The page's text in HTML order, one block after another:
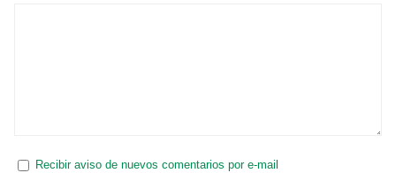
Recibir aviso de nuevos comentarios por e-mail